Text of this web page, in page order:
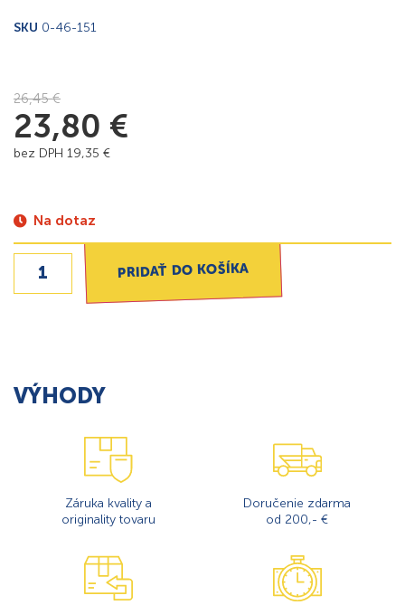
SKU 0-46-151
26,45€
23,80 €
bez DPH 19,35 €
Na dotaz
PRIDAŤ DO KOŠÍKA
VÝHODY
Záruka kvality a
originality tovaru
Doručenie zdarma
od 200,- €